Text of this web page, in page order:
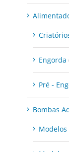
Engorda
Pré -
Bombas
Modelos